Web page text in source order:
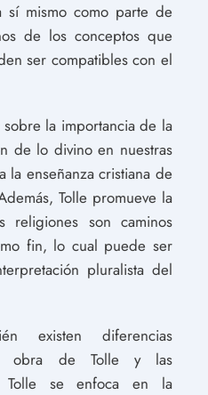
sí mismo como parte de
de los conceptos que
ser compatibles con el
la importancia de la
de lo divino en nuestras
la enseñanza cristiana de
Tolle promueve la
son caminos
fin, lo cual puede ser
pluralista del
existen diferencias
obra de Tolle y las
Tolle se enfoca en la